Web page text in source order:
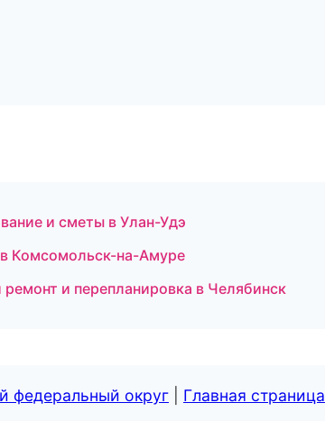
и сметы в Улан-Удэ
Комсомольск-на-Амуре
и перепланировка в Челябинск
федеральный округ Главная страница